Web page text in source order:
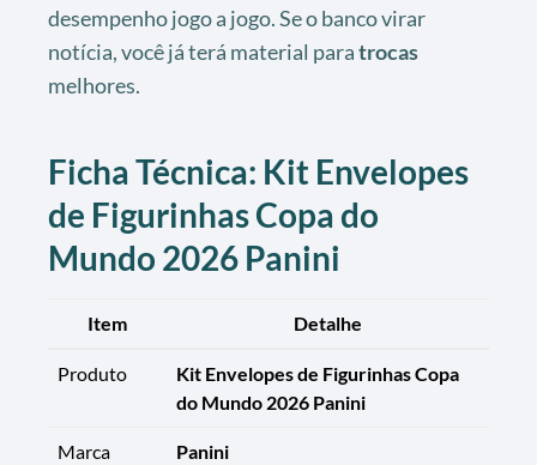
desempenho jogo a jogo. Se o banco virar
notícia, você já terá material paratrocas
melhores.
Ficha Técnica: Kit Envelopes
de Figurinhas Copa do
Mundo 2026 Panini
Item Detalhe
Produto
Kit Envelopes de Figurinhas Copa
do Mundo 2026 Panini
Marca Panini